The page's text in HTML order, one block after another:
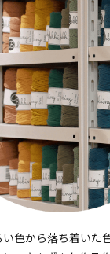
色から落ち着いた